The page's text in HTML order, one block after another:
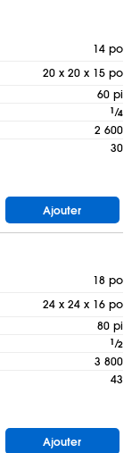
14 po
20 x 20 x 15 po
60 pi
1 ⁄4
2 600
30
Ajouter
18 po
24 x 24 x 16 po
80 pi
1 ⁄2
3 800
43
Ajouter